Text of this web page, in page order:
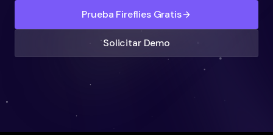
Prueba Fireflies Gratis
Solicitar Demo